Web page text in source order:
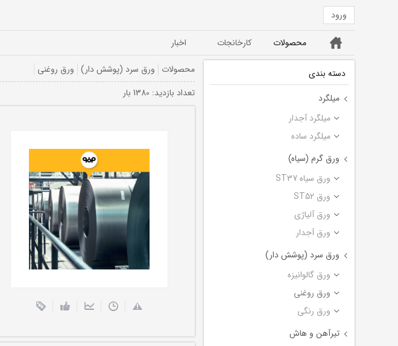
ورود
خانه محصولات کارخانجات اخبار
دسته بندی
میلگرد
میلگرد آجدار
میلگرد ساده
ورق گرم (سیاه)
ورق سیاه ST37
ورق ST52
ورق آلیاژی
ورق آجدار
ورق سرد (پوشش دار)
ورق گالوانیزه
ورق روغنی
ورق رنگی
تیرآهن و هاش
محصولات ورق سرد (پوشش دار) ورق روغنی
تعداد بازديد: 1380 بار